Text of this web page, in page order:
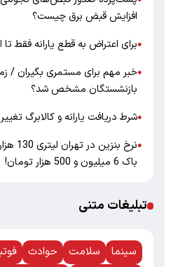
افزایش قبض برق چیست؟
●برای اعتراض به قطع یارانه فقط
●خبر مهم برای مستمری بگیران /
بازنشستگان مشخص شد؟
●شرط دریافت یارانه و کالابرگ
●
نرخ
باک 6 میلیون و 500 هزار تومان!
تبلیغات متنی
سینما سلامت حوادث